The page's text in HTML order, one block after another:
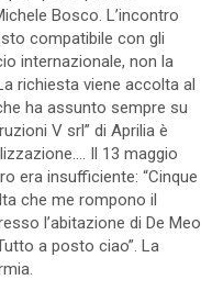
Bosco. L’incontro
compatibile con gli
internazionale, non la
richiesta viene accolta al
ha assunto sempre su
V srl” di Aprilia è
Il 13 maggio
era insufficiente: “Cinque
che me rompono il
l’abitazione di De Meo
a posto ciao”. La